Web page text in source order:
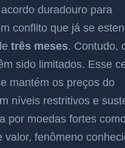
duradouro para
conflito que já se
três meses. Contudo,
sido limitados. Esse
mantém os preços do
níveis restritivos e
por moedas fortes
valor, fenômeno